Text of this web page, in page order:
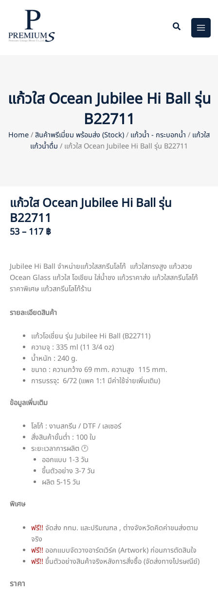
แก้วใส Ocean Jubilee Hi Ball รุ่น
B22711
Home/สินค้าพรีเมี่ยม พร้อมส่ง (Stock)/ แก้วน้ำ - กระบอกน้ำ / แก้วใส
แก้วน้ำดื่ม / แก้วใส Ocean Jubilee Hi Ball รุ่น B22711
แก้วใส Ocean Jubilee Hi Ball รุ่น
B22711
53 – 117 ฿
Jubilee Hi Ball จำหน่ายแก้วใสสกรีนโลโก้ แก้วใสทรงสูง แก้วสวย
Ocean Glass แก้วใส โอเชียน ใส่น้ำชง แก้วราคาส่ง แก้วใสสกรีนโลโก้
ราคาพิเศษ แก้วสกรีนโลโก้ร้าน
รายละเอียดสินค้า
แก้วโอเชี่ยน รุ่น Jubilee Hi Ball (B22711)
ความจุ : 335 ml (11 3/4 oz)
น้ำหนัก : 240 g.
ขนาด : ความกว้าง 69 mm. ความสูง 115 mm.
การบรรจุ:6/72 (แพค 1:1 มีค่าใช้จ่ายเพิ่มเติม)
ข้อมูลเพิ่มเติม
โลโก้ : งานสกรีน / DTF / เลเซอร์
สั่งสินค้าขั้นต่ำ : 100 ใบ
ระยะเวลาการผลิต 🕐
ออกแบบ 1-3 วัน
ขึ้นตัวอย่าง 3-7 วัน
ผลิต 5-15 วัน
พิเศษ
ฟรี!! จัดส่ง กทม. และปริมณฑล , ต่างจังหวัดคิดค่าขนส่งตาม
จริง
ฟรี!! ออกแบบจัดวางอาร์ตเวิร์ค (Artwork) ก่อนการตัดสินใจ
ฟรี!! ขึ้นตัวอย่างสินค้าจริงหลังการสั่งซื้อ (จัดส่งทางไปรษณีย์)
ราคา